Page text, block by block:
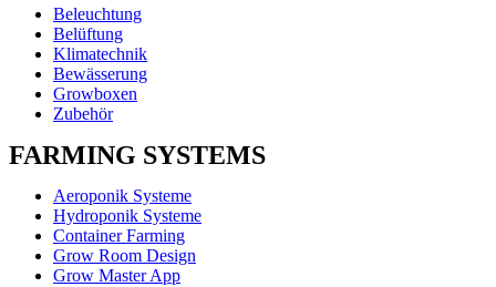
Beleuchtung
Belüftung
Klimatechnik
Bewässerung
Growboxen
Zubehör
FARMING SYSTEMS
Aeroponik Systeme
Hydroponik Systeme
Container Farming
Grow Room Design
Grow Master App